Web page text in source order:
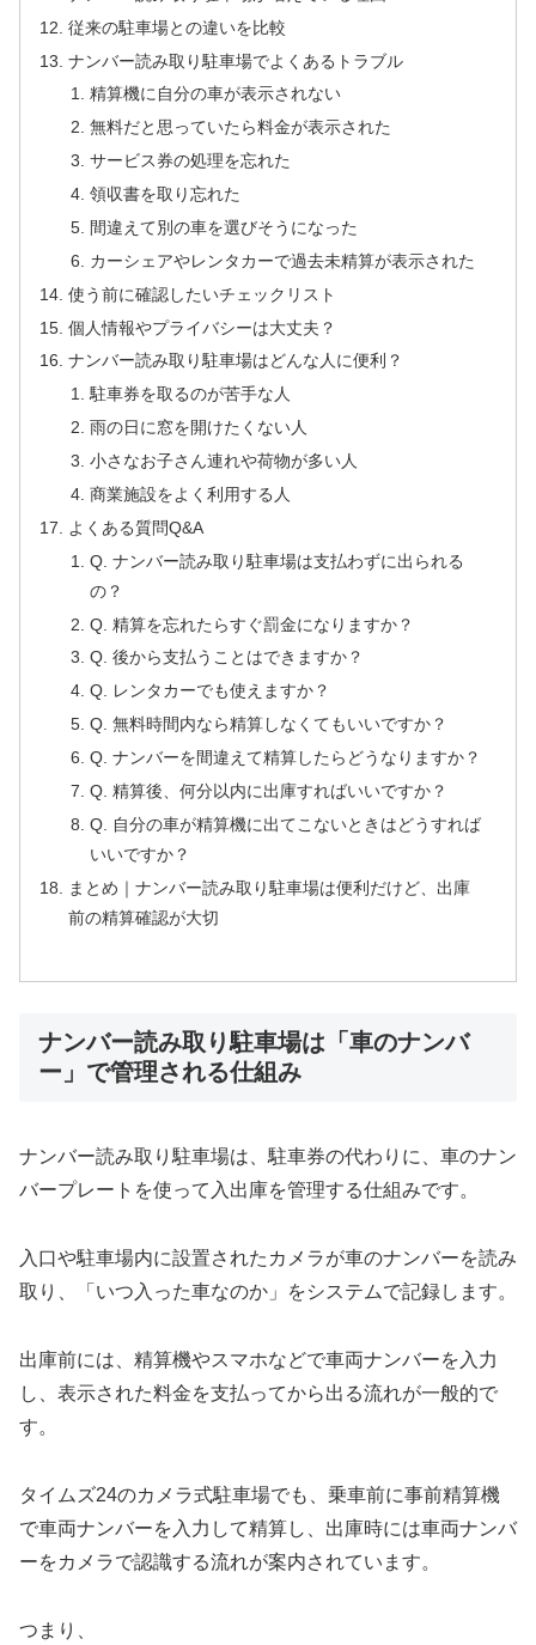
従来の駐車場との違いを比較
ナンバー読み取り駐車場でよくあるトラブル
精算機に自分の車が表示されない
無料だと思っていたら料金が表示された
サービス券の処理を忘れた
領収書を取り忘れた
間違えて別の車を選びそうになった
カーシェアやレンタカーで過去未精算が表示された
使う前に確認したいチェックリスト
個人情報やプライバシーは大丈夫？
ナンバー読み取り駐車場はどんな人に便利？
駐車券を取るのが苦手な人
雨の日に窓を開けたくない人
小さなお子さん連れや荷物が多い人
商業施設をよく利用する人
よくある質問Q&A
Q. ナンバー読み取り駐車場は支払わずに出られる
の？
Q. 精算を忘れたらすぐ罰金になりますか？
Q. 後から支払うことはできますか？
Q. レンタカーでも使えますか？
Q. 無料時間内なら精算しなくてもいいですか？
Q. ナンバーを間違えて精算したらどうなりますか？
Q. 精算後、何分以内に出庫すればいいですか？
Q. 自分の車が精算機に出てこないときはどうすれば
いいですか？
まとめ｜ナンバー読み取り駐車場は便利だけど、出庫
前の精算確認が大切
ナンバー読み取り駐車場は「車のナンバ
ー」で管理される仕組み
ナンバー読み取り駐車場は、駐車券の代わりに、車のナン
バープレートを使って入出庫を管理する仕組みです。
入口や駐車場内に設置されたカメラが車のナンバーを読み
取り、「いつ入った車なのか」をシステムで記録します。
出庫前には、精算機やスマホなどで車両ナンバーを入力
し、表示された料金を支払ってから出る流れが一般的で
す。
タイムズ24のカメラ式駐車場でも、乗車前に事前精算機
で車両ナンバーを入力して精算し、出庫時には車両ナンバ
ーをカメラで認識する流れが案内されています。
つまり、